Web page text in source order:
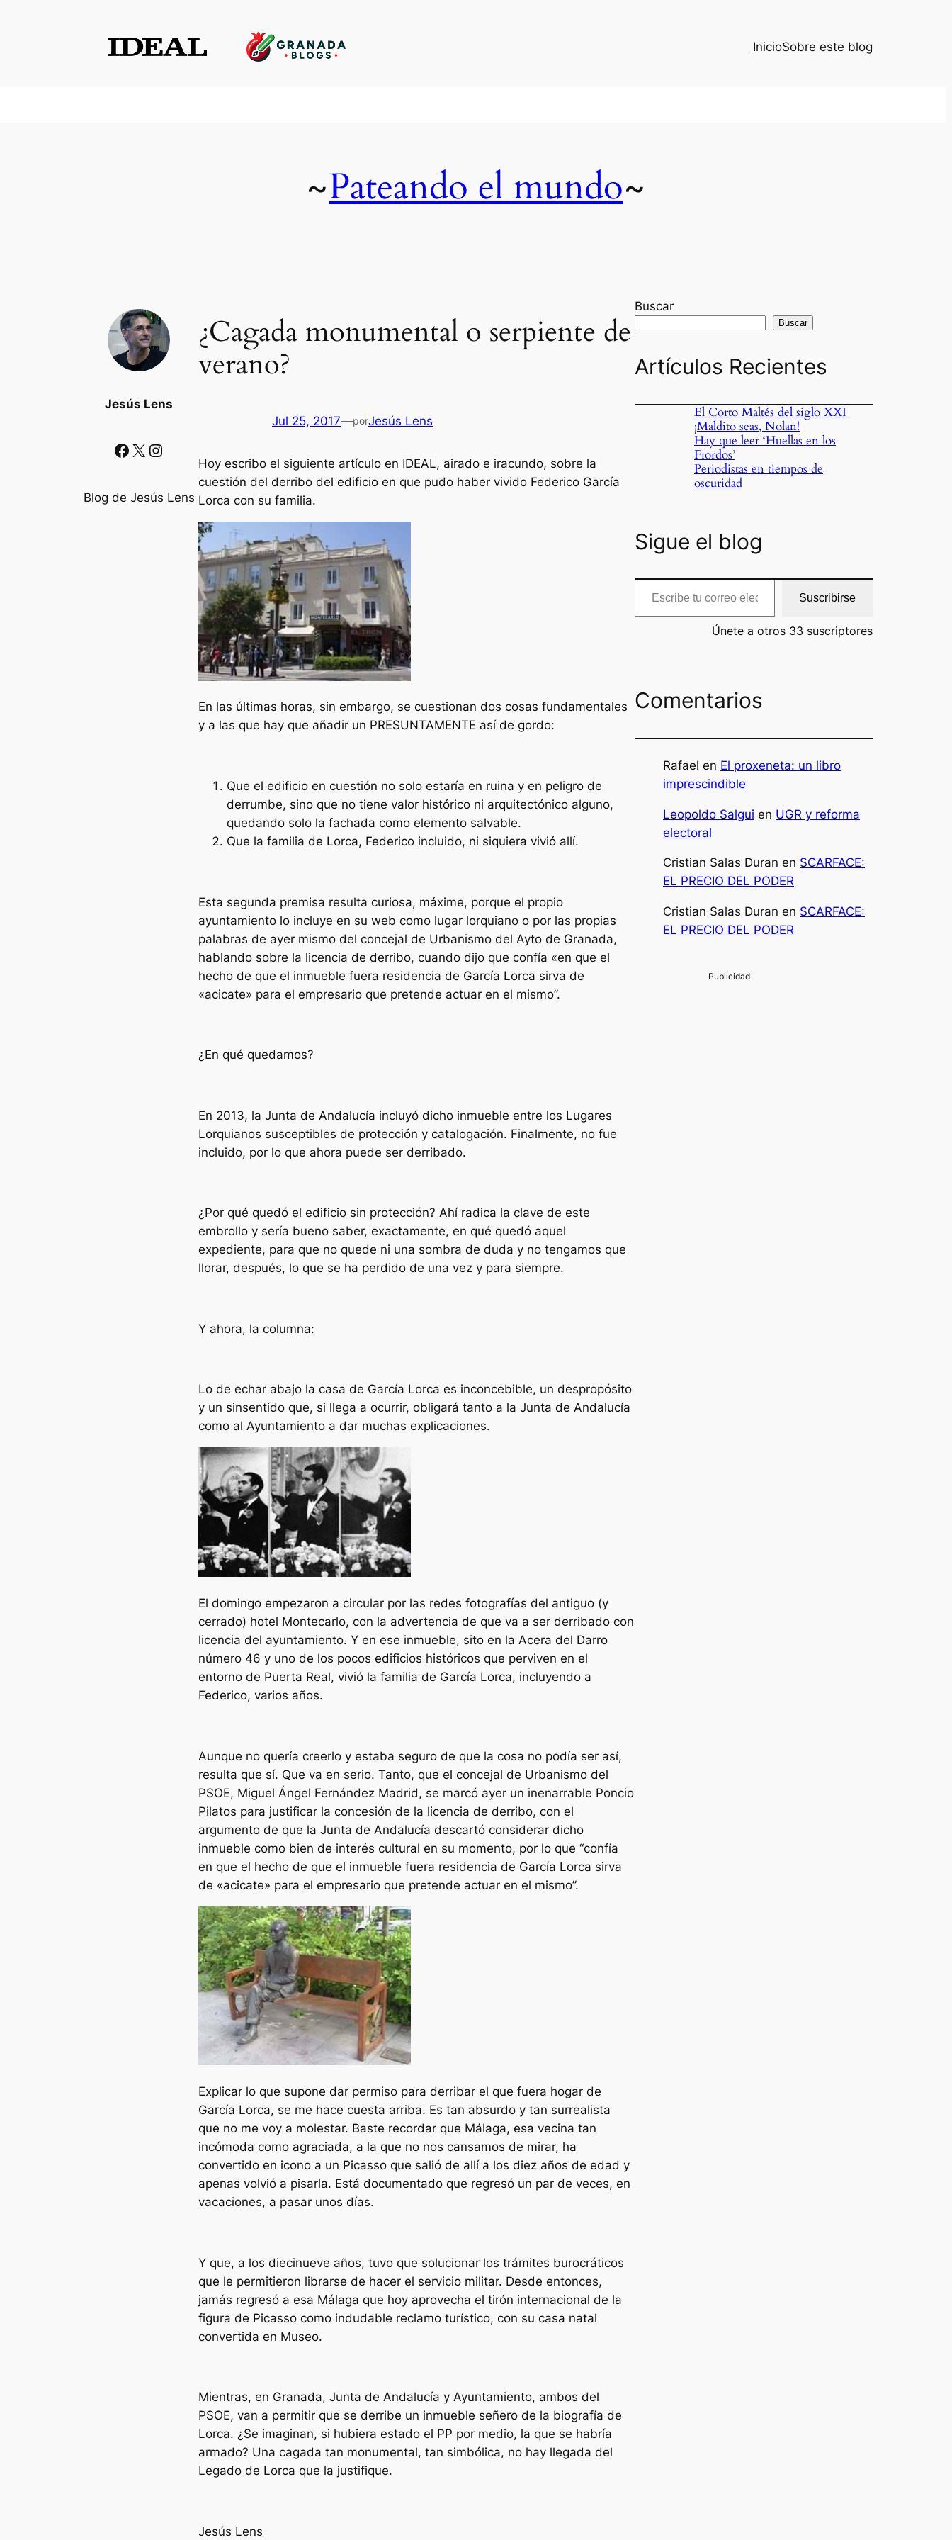
InicioSobre este blog
~Pateando el mundo~
Jesús Lens
Facebook X Instagram
Blog de Jesús Lens
¿Cagada monumental o serpiente de
verano?
Jul 25, 2017—porJesús Lens
Hoy escribo el siguiente artículo en IDEAL, airado e iracundo, sobre la
cuestión del derribo del edificio en que pudo haber vivido Federico García
Lorca con su familia.
En las últimas horas, sin embargo, se cuestionan dos cosas fundamentales
y a las que hay que añadir un PRESUNTAMENTE así de gordo:
Que el edificio en cuestión no solo estaría en ruina y en peligro de
derrumbe, sino que no tiene valor histórico ni arquitectónico alguno,
quedando solo la fachada como elemento salvable.
Que la familia de Lorca, Federico incluido, ni siquiera vivió allí.
Esta segunda premisa resulta curiosa, máxime, porque el propio
ayuntamiento lo incluye en su web como lugar lorquiano o por las propias
palabras de ayer mismo del concejal de Urbanismo del Ayto de Granada,
hablando sobre la licencia de derribo, cuando dijo que confía «en que el
hecho de que el inmueble fuera residencia de García Lorca sirva de
«acicate» para el empresario que pretende actuar en el mismo”.
¿En qué quedamos?
En 2013, la Junta de Andalucía incluyó dicho inmueble entre los Lugares
Lorquianos susceptibles de protección y catalogación. Finalmente, no fue
incluido, por lo que ahora puede ser derribado.
¿Por qué quedó el edificio sin protección? Ahí radica la clave de este
embrollo y sería bueno saber, exactamente, en qué quedó aquel
expediente, para que no quede ni una sombra de duda y no tengamos que
llorar, después, lo que se ha perdido de una vez y para siempre.
Y ahora, la columna:
Lo de echar abajo la casa de García Lorca es inconcebible, un despropósito
y un sinsentido que, si llega a ocurrir, obligará tanto a la Junta de Andalucía
como al Ayuntamiento a dar muchas explicaciones.
El domingo empezaron a circular por las redes fotografías del antiguo (y
cerrado) hotel Montecarlo, con la advertencia de que va a ser derribado con
licencia del ayuntamiento. Y en ese inmueble, sito en la Acera del Darro
número 46 y uno de los pocos edificios históricos que perviven en el
entorno de Puerta Real, vivió la familia de García Lorca, incluyendo a
Federico, varios años.
Aunque no quería creerlo y estaba seguro de que la cosa no podía ser así,
resulta que sí. Que va en serio. Tanto, que el concejal de Urbanismo del
PSOE, Miguel Ángel Fernández Madrid, se marcó ayer un inenarrable Poncio
Pilatos para justificar la concesión de la licencia de derribo, con el
argumento de que la Junta de Andalucía descartó considerar dicho
inmueble como bien de interés cultural en su momento, por lo que “confía
en que el hecho de que el inmueble fuera residencia de García Lorca sirva
de «acicate» para el empresario que pretende actuar en el mismo”.
Explicar lo que supone dar permiso para derribar el que fuera hogar de
García Lorca, se me hace cuesta arriba. Es tan absurdo y tan surrealista
que no me voy a molestar. Baste recordar que Málaga, esa vecina tan
incómoda como agraciada, a la que no nos cansamos de mirar, ha
convertido en icono a un Picasso que salió de allí a los diez años de edad y
apenas volvió a pisarla. Está documentado que regresó un par de veces, en
vacaciones, a pasar unos días.
Y que, a los diecinueve años, tuvo que solucionar los trámites burocráticos
que le permitieron librarse de hacer el servicio militar. Desde entonces,
jamás regresó a esa Málaga que hoy aprovecha el tirón internacional de la
figura de Picasso como indudable reclamo turístico, con su casa natal
convertida en Museo.
Mientras, en Granada, Junta de Andalucía y Ayuntamiento, ambos del
PSOE, van a permitir que se derribe un inmueble señero de la biografía de
Lorca. ¿Se imaginan, si hubiera estado el PP por medio, la que se habría
armado? Una cagada tan monumental, tan simbólica, no hay llegada del
Legado de Lorca que la justifique.
Jesús Lens
Buscar
Buscar
Artículos Recientes
El Corto Maltés del siglo XXI
¡Maldito seas, Nolan!
Hay que leer ‘Huellas en los
Fiordos’
Periodistas en tiempos de
oscuridad
Sigue el blog
Escribe tu correo electrónico…
Suscribirse
Únete a otros 33 suscriptores
Comentarios
Rafael en El proxeneta: un libro
imprescindible
Leopoldo Salgui en UGR y reforma
electoral
Cristian Salas Duran en SCARFACE:
EL PRECIO DEL PODER
Cristian Salas Duran en SCARFACE:
EL PRECIO DEL PODER